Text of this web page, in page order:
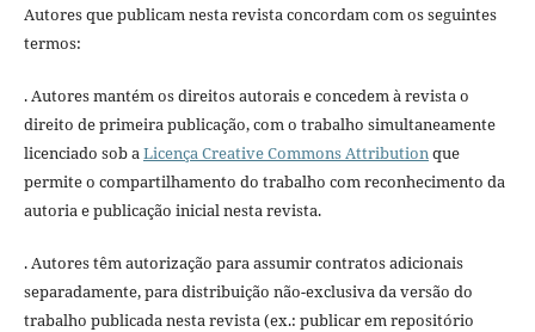
Autores que publicam nesta revista concordam com os seguintes
termos:
. Autores mantém os direitos autorais e concedem à revista o
direito de primeira publicação, com o trabalho simultaneamente
licenciado sob aLicença Creative Commons Attributionque
permite o compartilhamento do trabalho com reconhecimento da
autoria e publicação inicial nesta revista.
. Autores têm autorização para assumir contratos adicionais
separadamente, para distribuição não-exclusiva da versão do
trabalho publicada nesta revista (ex.: publicar em repositório